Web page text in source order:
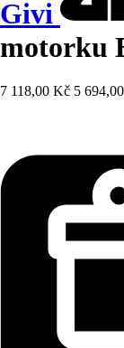
Givi
motorku
7 118,00 Kč 5